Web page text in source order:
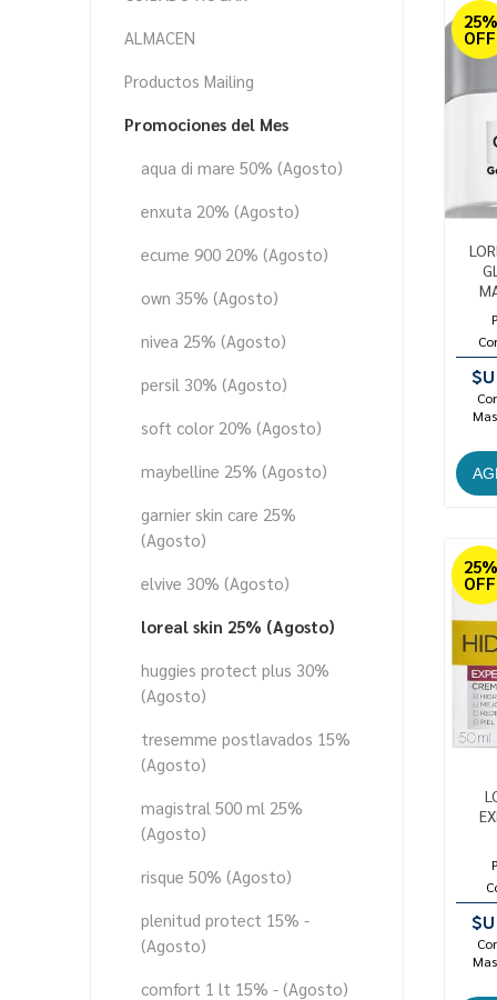
25%
OFF
25%
OFF
ALMACEN
Productos Mailing
Promociones del Mes
aqua di mare 50% (Agosto)
enxuta 20% (Agosto)
ecume 900 20% (Agosto)
own 35% (Agosto)
nivea 25% (Agosto)
persil 30% (Agosto)
soft color 20% (Agosto)
maybelline 25% (Agosto)
garnier skin care 25%
(Agosto)
elvive 30% (Agosto)
loreal skin 25% (Agosto)
huggies protect plus 30%
(Agosto)
tresemme postlavados 15%
(Agosto)
magistral 500 ml 25%
(Agosto)
risque 50% (Agosto)
plenitud protect 15% -
(Agosto)
comfort 1 lt 15% - (Agosto)